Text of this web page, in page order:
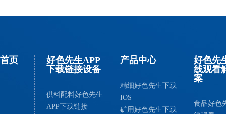
首页
好色先生APP
下载链接设备
供料配料好色先生
APP下载链接
产品中心
精细好色先生下载
IOS
矿用好色先生下载
好色先
线观看
案
食品好色